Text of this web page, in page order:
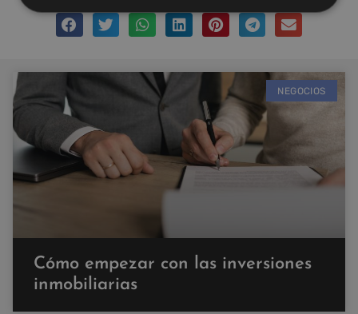
NEGOCIOS
Cómo empezar con las inversiones
inmobiliarias